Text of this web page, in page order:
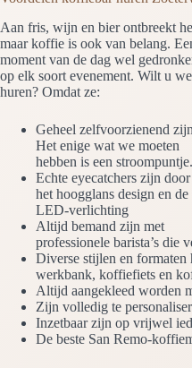
Aan fris, wijn en bier ontbreekt
maar koffie is ook van belang.
moment van de dag wel
op elk soort evenement. Wilt u
huren? Omdat ze:
Geheel zelfvoorzienend
Het enige wat we moeten
hebben is een stroompuntje.
Echte eyecatchers zijn door
het hoogglans design en de
LED-verlichting
Altijd bemand zijn met
professionele barista’s die
Diverse stijlen en
werkbank, koffiefiets en
Altijd aangekleed worden
Zijn volledig te
Inzetbaar zijn op vrijwel
De beste San Remo-